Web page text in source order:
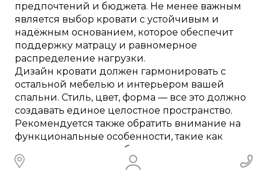
предпочтений и бюджета. Не менее важным
является выбор кровати с устойчивым и
надёжным основанием, которое обеспечит
поддержку матрацу и равномерное
распределение нагрузки.
Дизайн кровати должен гармонировать с
остальной мебелью и интерьером вашей
спальни. Стиль, цвет, форма — все это должно
создавать единое целостное пространство.
Рекомендуется также обратить внимание на
функциональные особенности, такие как
наличие ящиков для белья или подъемных
механизмов, что особенно актуально для